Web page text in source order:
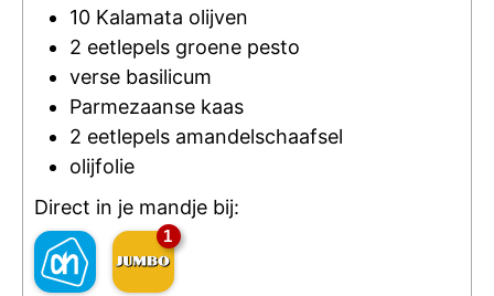
10 Kalamata olijven
2 eetlepels groene pesto
verse basilicum
Parmezaanse kaas
2 eetlepels amandelschaafsel
olijfolie
Direct in je mandje bij:
1